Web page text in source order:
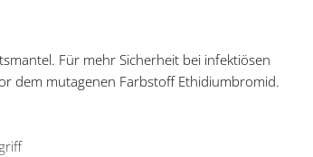
Für mehr Sicherheit bei infektiösen
dem mutagenen Farbstoff Ethidiumbromid.